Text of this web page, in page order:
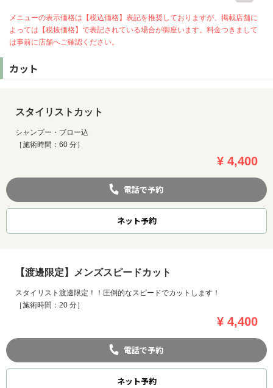
メニューの表示価格は【税込価格】表記を推奨しておりますが、掲載店舗に
よっては【税抜価格】で表記されている場合が御座います。料金つきまして
は事前に店舗へご確認ください。
カット
スタイリストカット
シャンプー・ブロー込
［施術時間：60 分］
¥ 4,400
電話で予約
ネット予約
【渡邊限定】メンズスピードカット
スタイリスト渡邊限定！！圧倒的なスピードでカットします！
［施術時間：20 分］
¥ 4,400
電話で予約
ネット予約